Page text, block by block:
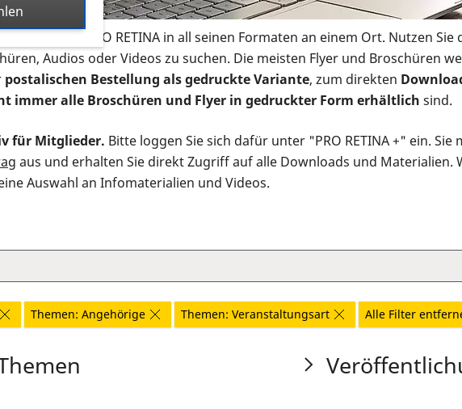
der PRO RETINA in all seinen Formaten an einem Ort. Nutzen
Audios oder Videos zu suchen. Die meisten Flyer und Broschüren
postalischen Bestellung als gedruckte Variante, zum direkten
immer alle Broschüren und Flyer in gedruckter Form erhältlich sind.
für Mitglieder. Bitte loggen Sie sich dafür unter "PRO RETINA +" ein. Sie
aus und erhalten Sie direkt Zugriff auf alle Downloads und Materialien.
Auswahl an Infomaterialien und Videos.
Themen: Angehörige Themen: Veranstaltungsart Alle Filter